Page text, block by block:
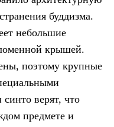
буддизма.
небольшие
крышей.
поэтому крупные
верят, что
предмете и